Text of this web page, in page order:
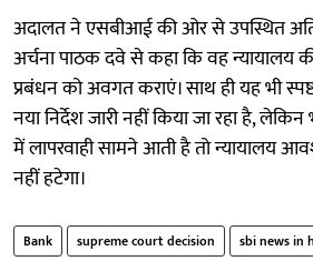
अदालत ने एसबीआई की ओर से उपस्थित
अर्चना पाठक दवे से कहा कि वह न्यायालय
प्रबंधन को अवगत कराएं। साथ ही यह भी
नया निर्देश जारी नहीं किया जा रहा है,
में लापरवाही सामने आती है तो न्यायालय
नहीं हटेगा।
Bank supreme court decision sbi news in